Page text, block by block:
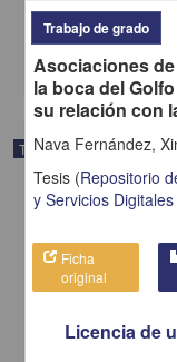
Físico Matemáticas y
Trabajo de grado
Trabajo de grado
Asociaciones
la boca del
su relación con
Nava Fernández,
Tesis (Repositorio
y Servicios
Ficha
original
Licencia de